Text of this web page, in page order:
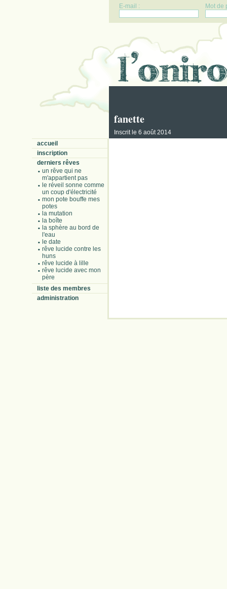
E-mail : Mot de
fanette
Inscrit le 6 août 2014
accueil
inscription
derniers rêves
un rêve qui ne
m'appartient pas
le réveil sonne comme
un coup d'électricité
mon pote bouffe mes
potes
la mutation
la boîte
la sphère au bord de
l'eau
le date
rêve lucide contre les
huns
rêve lucide à lille
rêve lucide avec mon
père
liste des membres
administration